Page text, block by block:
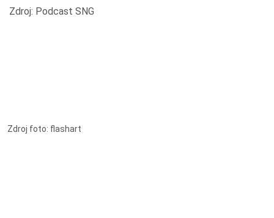
Zdroj: Podcast SNG
Zdroj foto: flashart